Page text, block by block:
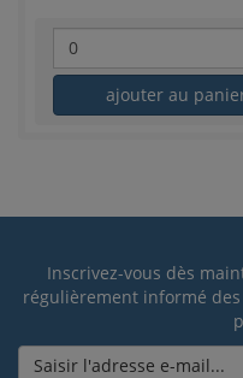
ajouter au
Inscrivez-vous dès
régulièrement informé
Saisir l'adresse e-mail...